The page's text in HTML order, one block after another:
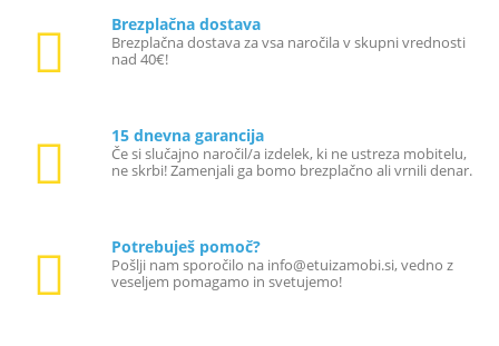
Brezplačna dostava
Brezplačna dostava za vsa naročila v skupni vrednosti
nad 40€!
15 dnevna garancija
Če si slučajno naročil/a izdelek, ki ne ustreza mobitelu,
ne skrbi! Zamenjali ga bomo brezplačno ali vrnili denar.
Potrebuješ pomoč?
Pošlji nam sporočilo na info@etuizamobi.si, vedno z
veseljem pomagamo in svetujemo!